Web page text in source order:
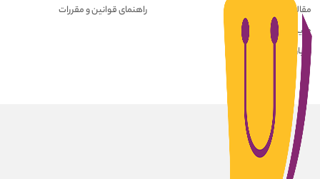
مقالات
حریم خصوصی کاربران
درباره ما
راهنمای قوانین و مقررات